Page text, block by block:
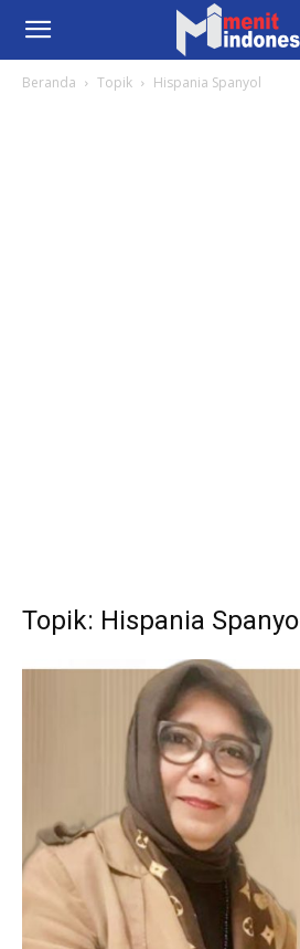
Beranda Topik Hispania Spanyol
Topik: Hispania Spanyol